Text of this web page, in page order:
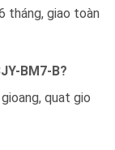
tháng, giao toàn
BM7-B?
quat gio